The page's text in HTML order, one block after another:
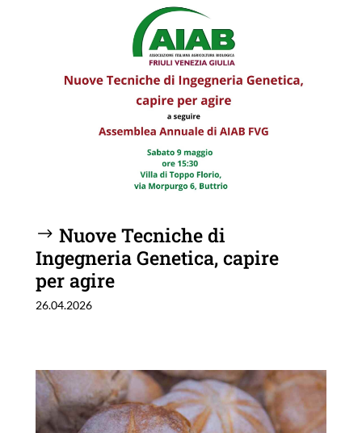
Nuove Tecniche di
Ingegneria Genetica, capire
per agire
26.04.2026